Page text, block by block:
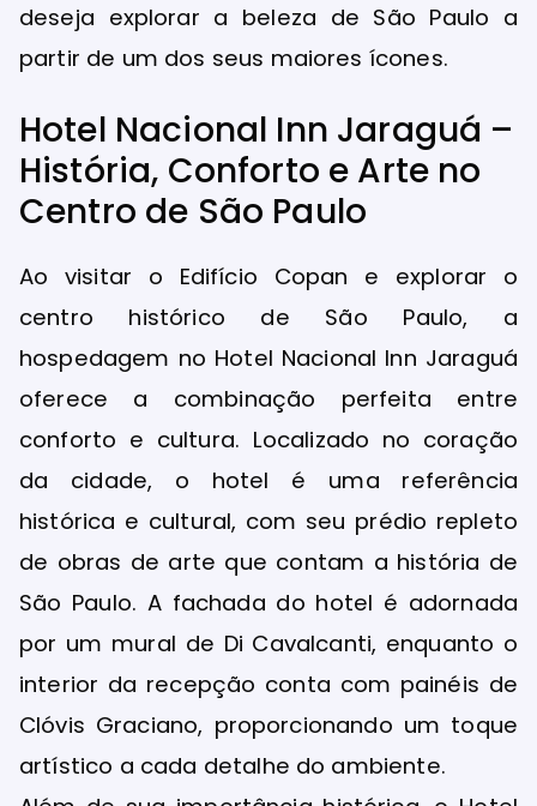
deseja explorar a beleza de São Paulo a
partir de um dos seus maiores ícones.
Hotel Nacional Inn Jaraguá –
História, Conforto e Arte no
Centro de São Paulo
Ao visitar o Edifício Copan e explorar o
centro histórico de São Paulo, a
hospedagem no Hotel Nacional Inn Jaraguá
oferece a combinação perfeita entre
conforto e cultura. Localizado no coração
da cidade, o hotel é uma referência
histórica e cultural, com seu prédio repleto
de obras de arte que contam a história de
São Paulo. A fachada do hotel é adornada
por um mural de Di Cavalcanti, enquanto o
interior da recepção conta com painéis de
Clóvis Graciano, proporcionando um toque
artístico a cada detalhe do ambiente.